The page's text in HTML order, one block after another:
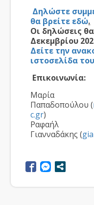
Δηλώστε
θα βρείτε εδώ.
Οι δηλώσεις
Δεκεμβρίου
Δείτε την
ιστοσελίδα
Επικοινωνία:
Μαρία
Παπαδοπούλου (
c.gr)
Ραφαήλ
Γιανναδάκης (